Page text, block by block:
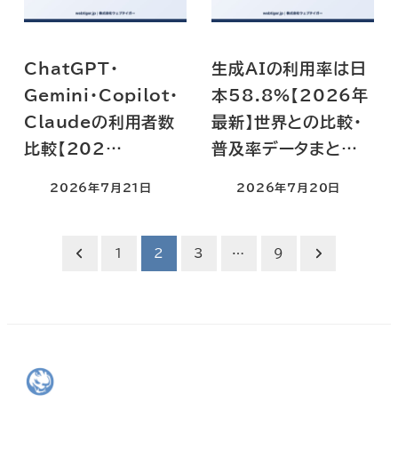
ChatGPT・
Gemini・Copilot・
Claudeの利用者数
比較【202…
2026年7月21日
生成AIの利用率は日
本58.8%【2026年
最新】世界との比較・
普及率データまと…
2026年7月20日
ー
1 2 3 … 9